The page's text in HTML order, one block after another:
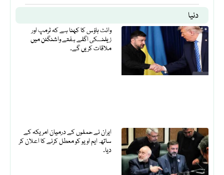
دنیا
وائٹ ہاؤس کا کہنا ہے کہ ٹرمپ اور
زیلنسکی اگلے ہفتے واشنگٹن میں
ملاقات کریں گے۔
ایران نے حملوں کے درمیان امریکہ کے
ساتھ ایم او یو کو معطل کرنے کا اعلان کر
دیا۔